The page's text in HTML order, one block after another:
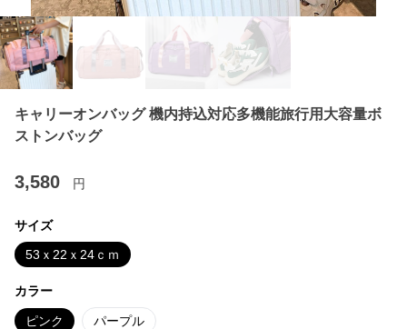
キャリーオンバッグ 機内持込対応多機能旅行用大容量ボ
ストンバッグ
3,580 円
サイズ
53ｘ22ｘ24ｃｍ
カラー
ピンク パープル